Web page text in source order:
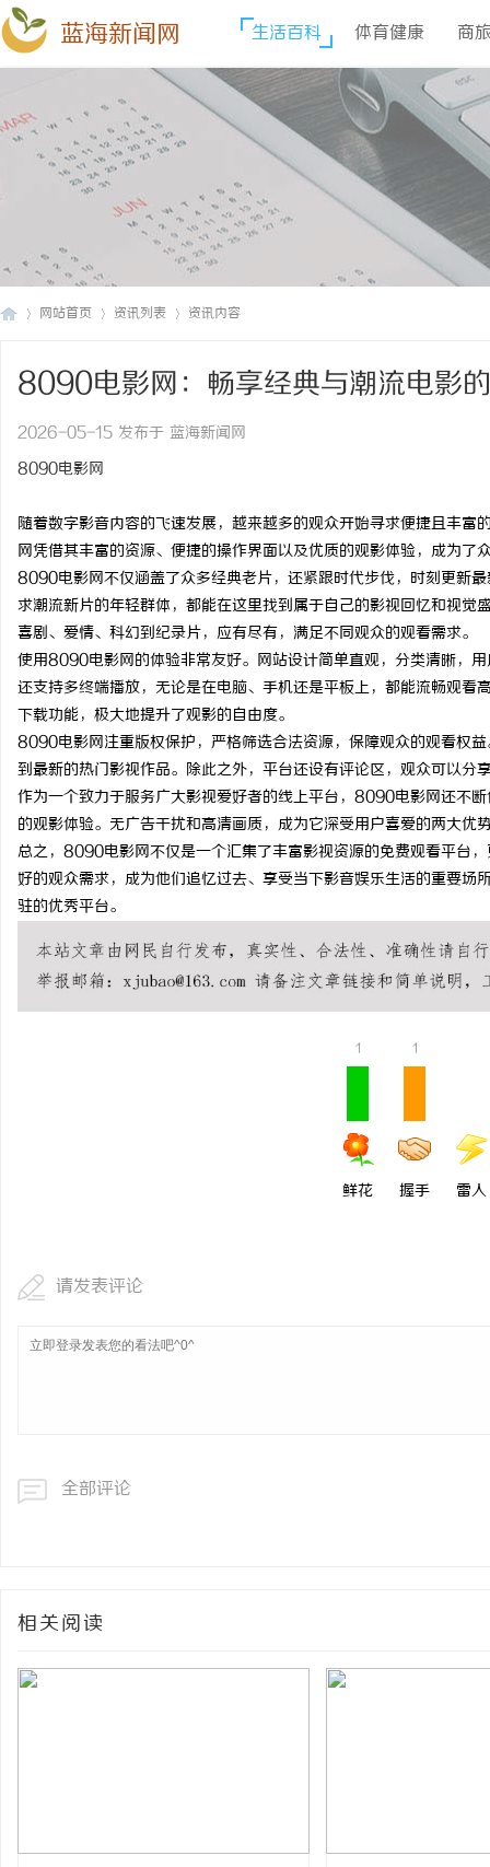
蓝海新闻网 生活百科 体育健康 商
网站首页 资讯列表 资讯内容
8090电影网：畅享经典与潮流电影
2026-05-15 发布于 蓝海新闻网
8090电影网
随着数字影音内容的飞速发展，越来越多的观众开始寻求便捷且丰
网凭借其丰富的资源、便捷的操作界面以及优质的观影体验，成为了
8090电影网不仅涵盖了众多经典老片，还紧跟时代步伐，时刻更新
求潮流新片的年轻群体，都能在这里找到属于自己的影视回忆和视
喜剧、爱情、科幻到纪录片，应有尽有，满足不同观众的观看需求。
使用8090电影网的体验非常友好。网站设计简单直观，分类清晰，
还支持多终端播放，无论是在电脑、手机还是平板上，都能流畅观
下载功能，极大地提升了观影的自由度。
8090电影网注重版权保护，严格筛选合法资源，保障观众的观看权
到最新的热门影视作品。除此之外，平台还设有评论区，观众可以分
作为一个致力于服务广大影视爱好者的线上平台，8090电影网还不
的观影体验。无广告干扰和高清画质，成为它深受用户喜爱的两大优
总之，8090电影网不仅是一个汇集了丰富影视资源的免费观看平台
好的观众需求，成为他们追忆过去、享受当下影音娱乐生活的重要
驻的优秀平台。
1
鲜花
1
握手 雷人
请发表评论
全部评论
相关阅读
武汉配眼镜 上海配眼镜